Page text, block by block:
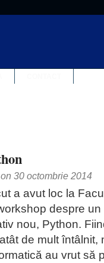
on 30 octombrie 2014
a avut loc la
despre un
nou, Python.
de mult întâlnit,
au vrut să